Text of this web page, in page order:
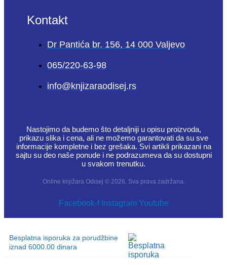
Kontakt
Dr Pantića br. 156, 14 000 Valjevo
065/220-63-98
info@knjizaraodisej.rs
Nastojimo da budemo što detaljniji u opisu proizvoda,
prikazu slika i cena, ali ne možemo garantovati da su sve
informacije kompletne i bez grešaka. Svi artikli prikazani na
sajtu su deo naše ponude i ne podrazumeva da su dostupni
u svakom trenutku.
Online knjižara Odisej © 2026. Sva prava zadržana.
Facebook-f Instagram Youtube
Besplatna isporuka za porudžbine
iznad 6000.00 dinara